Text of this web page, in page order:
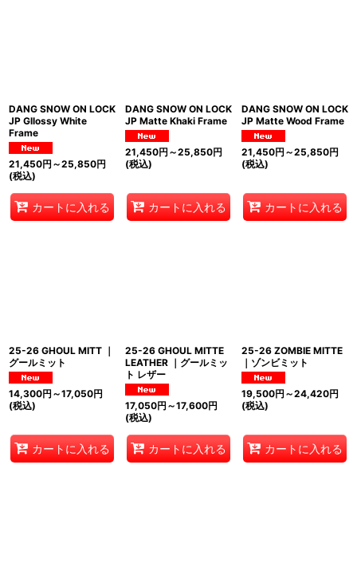
DANG SNOW ON LOCK
JP Gllossy White
Frame
21,450円 ～25,850円
(税込)
カートに入れる
DANG SNOW ON LOCK
JP Matte Khaki Frame
21,450円 ～25,850円
(税込)
カートに入れる
DANG SNOW ON LOCK
JP Matte Wood Frame
21,450円 ～25,850円
(税込)
カートに入れる
25-26 GHOUL MITT ｜
グールミット
14,300円 ～17,050円
(税込)
カートに入れる
25-26 GHOUL MITTE
LEATHER ｜グールミッ
ト レザー
17,050円 ～17,600円
(税込)
カートに入れる
25-26 ZOMBIE MITTE
｜ゾンビミット
19,500円 ～24,420円
(税込)
カートに入れる